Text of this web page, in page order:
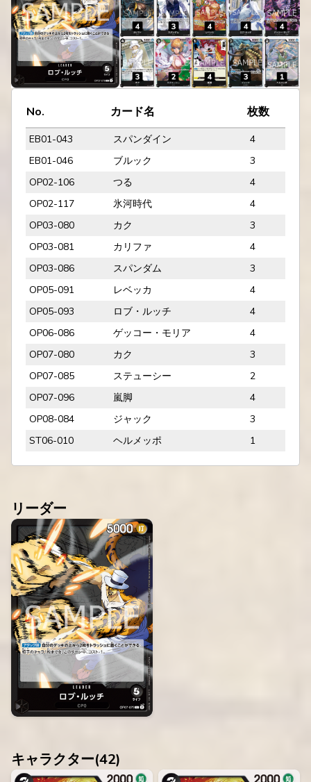
No. カード名 枚数
EB01-043 スパンダイン
4
EB01-046
ブルック
3
OP02-106
つる
4
OP02-117
氷河時代
4
OP03-080
カク
3
OP03-081
カリファ
4
OP03-086
スパンダム
3
OP05-091
レベッカ
4
OP05-093
ロブ・ルッチ
4
OP06-086
ゲッコー・モリア
4
OP07-080
カク
3
OP07-085
ステューシー
2
OP07-096
嵐脚
4
OP08-084
ジャック
3
ST06-010
ヘルメッポ 1
リーダー
キャラクター(42)